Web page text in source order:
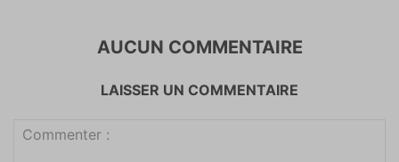
AUCUN COMMENTAIRE
LAISSER UN COMMENTAIRE